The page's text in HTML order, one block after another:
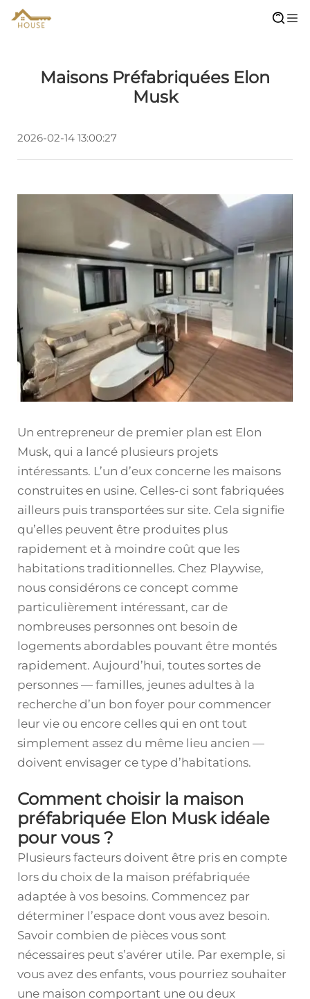
Maisons Préfabriquées Elon
Musk
2026-02-14 13:00:27
Un entrepreneur de premier plan est Elon
Musk, qui a lancé plusieurs projets
intéressants. L’un d’eux concerne les maisons
construites en usine. Celles-ci sont fabriquées
ailleurs puis transportées sur site. Cela signifie
qu’elles peuvent être produites plus
rapidement et à moindre coût que les
habitations traditionnelles. Chez Playwise,
nous considérons ce concept comme
particulièrement intéressant, car de
nombreuses personnes ont besoin de
logements abordables pouvant être montés
rapidement. Aujourd’hui, toutes sortes de
personnes — familles, jeunes adultes à la
recherche d’un bon foyer pour commencer
leur vie ou encore celles qui en ont tout
simplement assez du même lieu ancien —
doivent envisager ce type d’habitations.
Comment choisir la maison
préfabriquée Elon Musk idéale
pour vous ?
Plusieurs facteurs doivent être pris en compte
lors du choix de la maison préfabriquée
adaptée à vos besoins. Commencez par
déterminer l’espace dont vous avez besoin.
Savoir combien de pièces vous sont
nécessaires peut s’avérer utile. Par exemple, si
vous avez des enfants, vous pourriez souhaiter
une maison comportant une ou deux